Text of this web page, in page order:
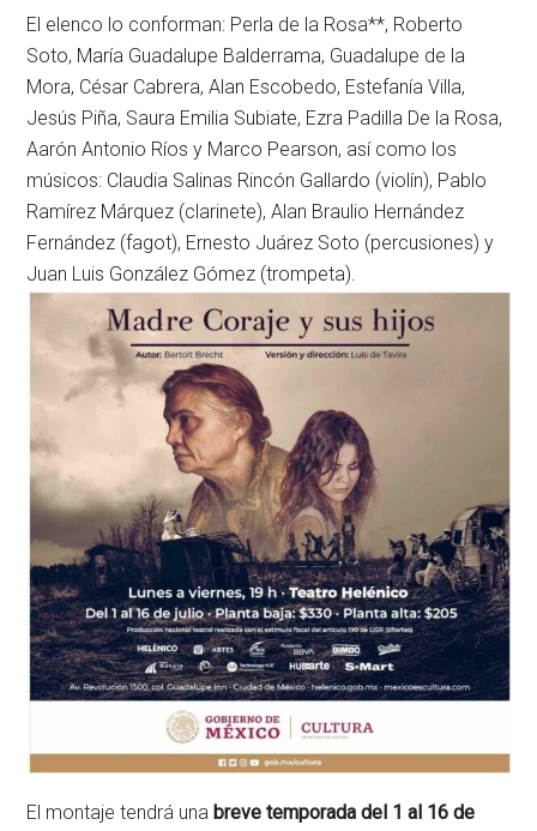
El elenco lo conforman: Perla de la Rosa**, Roberto
Soto, María Guadalupe Balderrama, Guadalupe de la
Mora, César Cabrera, Alan Escobedo, Estefanía Villa,
Jesús Piña, Saura Emilia Subiate, Ezra Padilla De la Rosa,
Aarón Antonio Ríos y Marco Pearson, así como los
músicos: Claudia Salinas Rincón Gallardo (violín), Pablo
Ramírez Márquez (clarinete), Alan Braulio Hernández
Fernández (fagot), Ernesto Juárez Soto (percusiones) y
Juan Luis González Gómez (trompeta).
El montaje tendrá una breve temporada del 1 al 16 de